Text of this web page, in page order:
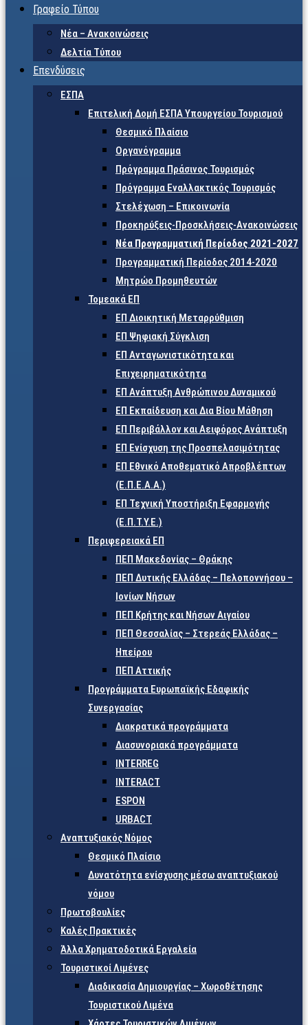
Γραφείο Τύπου
Νέα – Ανακοινώσεις
Δελτία Τύπου
Επενδύσεις
ΕΣΠΑ
Επιτελική Δομή ΕΣΠΑ Υπουργείου Τουρισμού
Θεσμικό Πλαίσιο
Οργανόγραμμα
Πρόγραμμα Πράσινος Τουρισμός
Πρόγραμμα Εναλλακτικός Τουρισμός
Στελέχωση – Επικοινωνία
Προκηρύξεις-Προσκλήσεις-Ανακοινώσεις
Νέα Προγραμματική Περίοδος 2021-2027
Προγραμματική Περίοδος 2014-2020
Μητρώο Προμηθευτών
Τομεακά ΕΠ
ΕΠ Διοικητική Μεταρρύθμιση
ΕΠ Ψηφιακή Σύγκλιση
ΕΠ Ανταγωνιστικότητα και
Επιχειρηματικότητα
ΕΠ Ανάπτυξη Ανθρώπινου Δυναμικού
ΕΠ Εκπαίδευση και Δια Βίου Μάθηση
ΕΠ Περιβάλλον και Αειφόρος Ανάπτυξη
ΕΠ Ενίσχυση της Προσπελασιμότητας
ΕΠ Εθνικό Αποθεματικό Απροβλέπτων
(Ε.Π.Ε.Α.Α.)
ΕΠ Τεχνική Υποστήριξη Εφαρμογής
(Ε.Π.Τ.Υ.Ε.)
Περιφερειακά ΕΠ
ΠΕΠ Μακεδονίας – Θράκης
ΠΕΠ Δυτικής Ελλάδας – Πελοποννήσου –
Ιονίων Νήσων
ΠΕΠ Κρήτης και Νήσων Αιγαίου
ΠΕΠ Θεσσαλίας – Στερεάς Ελλάδας –
Ηπείρου
ΠΕΠ Αττικής
Προγράμματα Ευρωπαϊκής Εδαφικής
Συνεργασίας
Διακρατικά προγράμματα
Διασυνοριακά προγράμματα
INTERREG
INTERACT
ESPON
URBACT
Αναπτυξιακός Νόμος
Θεσμικό Πλαίσιο
Δυνατότητα ενίσχυσης μέσω αναπτυξιακού
νόμου
Πρωτοβουλίες
Καλές Πρακτικές
Άλλα Χρηματοδοτικά Εργαλεία
Τουριστικοί Λιμένες
Διαδικασία Δημιουργίας – Χωροθέτησης
Τουριστικού Λιμένα